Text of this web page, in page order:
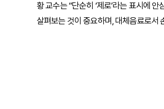
황 교수는 “단순히 ‘제로’라는 표시에
살펴보는 것이 중요하며, 대체음료로서